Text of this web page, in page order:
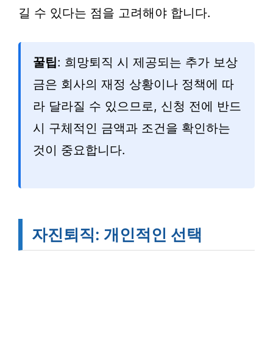
길 수 있다는 점을 고려해야 합니다.
꿀팁: 희망퇴직 시 제공되는 추가 보상
금은 회사의 재정 상황이나 정책에 따
라 달라질 수 있으므로, 신청 전에 반드
시 구체적인 금액과 조건을 확인하는
것이 중요합니다.
자진퇴직: 개인적인 선택